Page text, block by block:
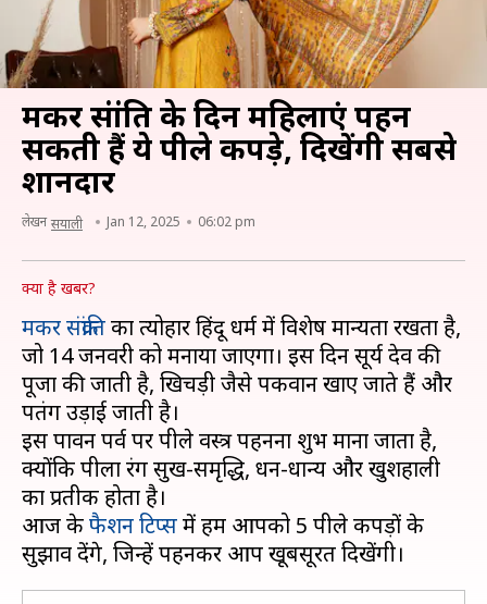
मकर संक्रांति के दिन महिलाएं पहन
सकती हैं ये पीले कपड़े, दिखेंगी सबसे
शानदार
लेखन सयाली Jan 12, 2025 06:02 pm
क्या है खबर?
मकर संक्रांतिका त्योहार हिंदू धर्म में विशेष मान्यता रखता है,
जो 14 जनवरी को मनाया जाएगा। इस दिन सूर्य देव की
पूजा की जाती है, खिचड़ी जैसे पकवान खाए जाते हैं और
पतंग उड़ाई जाती है।
इस पावन पर्व पर पीले वस्त्र पहनना शुभ माना जाता है,
क्योंकि पीला रंग सुख-समृद्धि, धन-धान्य और खुशहाली
का प्रतीक होता है।
आज केफैशन टिप्समें हम आपको 5 पीले कपड़ों के